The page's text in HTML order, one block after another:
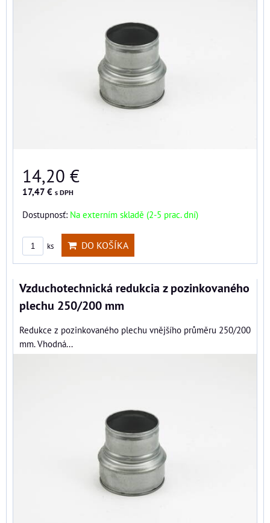
14,20 €
17,47 € s DPH
Dostupnosť: Na externím skladě (2-5 prac. dní)
ks DO KOŠÍKA
Vzduchotechnická redukcia z pozinkovaného
plechu 250/200 mm
Redukce z pozinkovaného plechu vnějšího průměru 250/200
mm. Vhodná...